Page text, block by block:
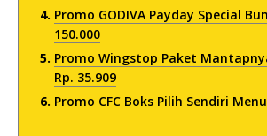
Promo GODIVA Payday Special
150.000
Promo Wingstop Paket
Rp. 35.909
Promo CFC Boks Pilih Sendiri